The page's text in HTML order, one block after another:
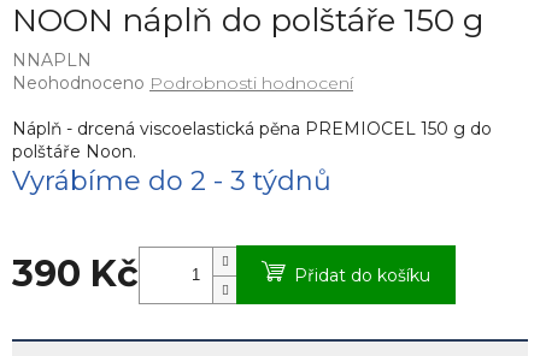
NOON náplň do polštáře 150 g
NNAPLN
Průměrné
produktu
je
0,0
z
Neohodnoceno Podrobnosti hodnocení
390 Kč
cena:
Vyrábíme do 2 - 3 týdnů
Přidat do košíku
Náplň - drcená viscoelastická pěna PREMIOCEL 150 g do
polštáře Noon.